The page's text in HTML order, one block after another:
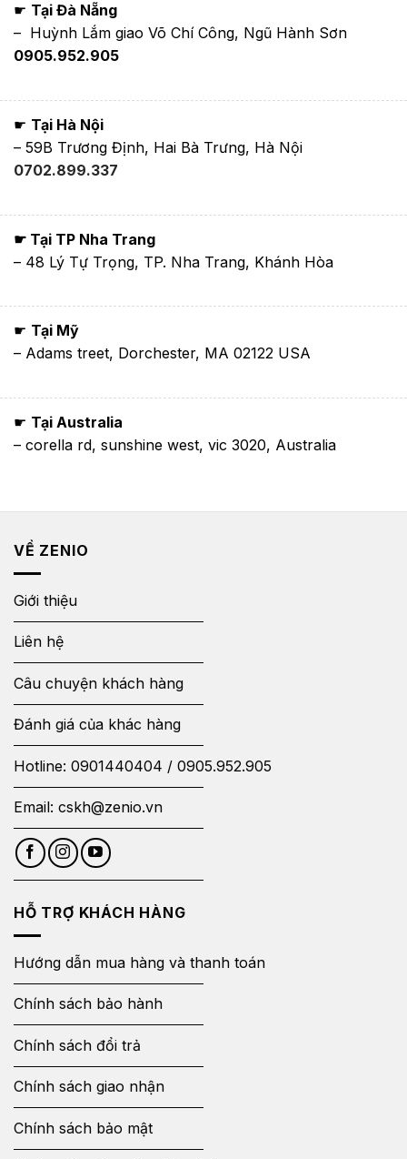
☛ Tại Đà Nẵng
– Huỳnh Lắm giao Võ Chí Công, Ngũ Hành Sơn
0905.952.905
☛ Tại Hà Nội
– 59B Trương Định, Hai Bà Trưng, Hà Nội
0702.899.337
☛ Tại TP Nha Trang
– 48 Lý Tự Trọng, TP. Nha Trang, Khánh Hòa
☛ Tại Mỹ
– Adams treet, Dorchester, MA 02122 USA
☛ Tại Australia
– corella rd, sunshine west, vic 3020, Australia
VỀ ZENIO
Giới thiệu
Liên hệ
Câu chuyện khách hàng
Đánh giá của khác hàng
Hotline: 0901440404 / 0905.952.905
Email: cskh@zenio.vn
HỖ TRỢ KHÁCH HÀNG
Hướng dẫn mua hàng và thanh toán
Chính sách bảo hành
Chính sách đổi trả
Chính sách giao nhận
Chính sách bảo mật